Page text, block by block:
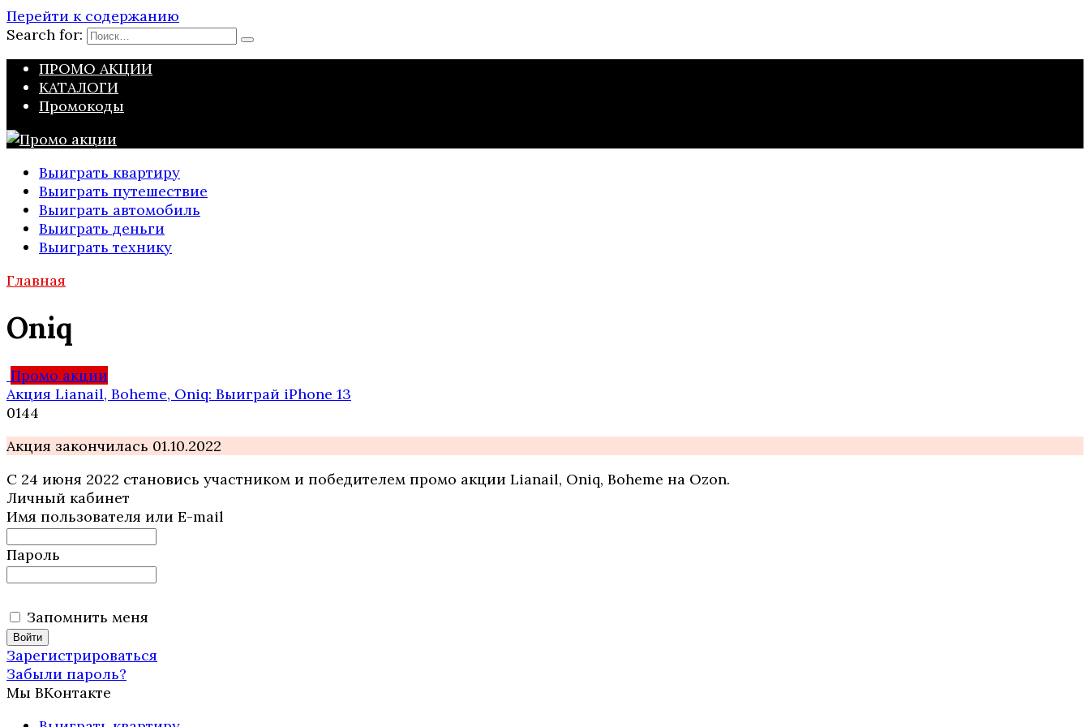
Перейти к содержанию
Search for:
ПРОМО АКЦИИ
КАТАЛОГИ
Промокоды
Выиграть квартиру
Выиграть путешествие
Выиграть автомобиль
Выиграть деньги
Выиграть технику
Главная
Oniq
Промо акции
Акция Lianail, Boheme, Oniq: Выиграй iPhone 13
0144
Акция закончилась 01.10.2022
С 24 июня 2022 становись участником и победителем промо акции Lianail, Oniq, Boheme на Ozon.
Личный кабинет
Имя пользователя или E-mail
Пароль
Запомнить меня
Зарегистрироваться
Забыли пароль?
Мы ВКонтакте